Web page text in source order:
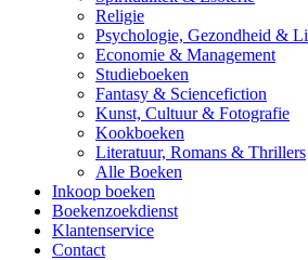
Religie
Psychologie, Gezondheid &
Economie & Management
Studieboeken
Fantasy & Sciencefiction
Kunst, Cultuur & Fotografie
Kookboeken
Literatuur, Romans & Thrillers
Alle Boeken
Inkoop boeken
Boekenzoekdienst
Klantenservice
Contact